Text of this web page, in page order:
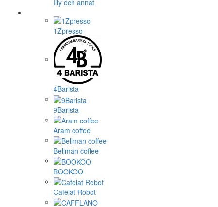
Illy och annat
1Zpresso
4Barista
9Barista
Aram coffee
Bellman coffee
BOOKOO
Cafelat Robot